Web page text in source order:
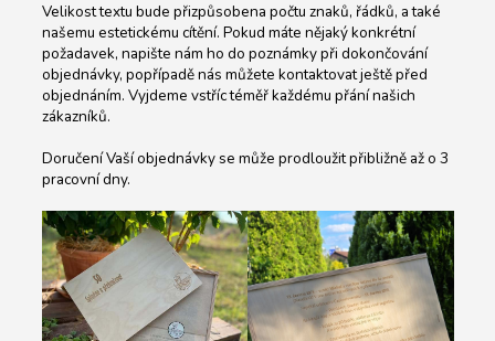
Velikost textu bude přizpůsobena počtu znaků, řádků, a také
našemu estetickému cítění. Pokud máte nějaký konkrétní
požadavek, napište nám ho do poznámky při dokončování
objednávky, popřípadě nás můžete kontaktovat ještě před
objednáním. Vyjdeme vstříc téměř každému přání našich
zákazníků.
Doručení Vaší objednávky se může prodloužit přibližně až o 3
pracovní dny.